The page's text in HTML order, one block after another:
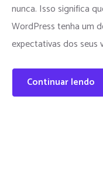
nunca. Isso significa
WordPress tenha um
expectativas dos seus
Continuar lendo